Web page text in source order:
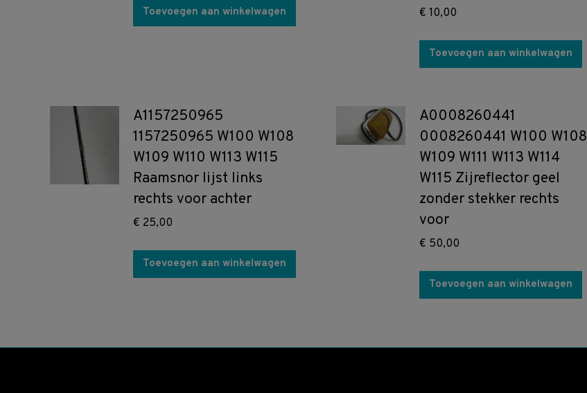
Toevoegen aan winkelwagen € 10,00
Toevoegen aan winkelwagen
A1157250965
1157250965 W100 W108
W109 W110 W113 W115
Raamsnor lijst links
rechts voor achter
€ 25,00
Toevoegen aan winkelwagen
A0008260441
0008260441 W100 W108
W109 W111 W113 W114
W115 Zijreflector geel
zonder stekker rechts
voor
€ 50,00
Toevoegen aan winkelwagen